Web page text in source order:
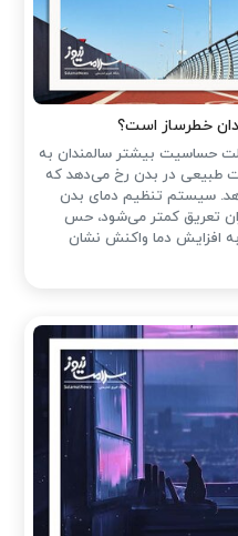
خطرساز است؟
حساسیت بیشتر سالمندان به
طبیعی در بدن رخ می‌دهد که
سیستم تنظیم دمای بدن
تعریق کمتر می‌شود، حس
افزایش دما واکنش نشان